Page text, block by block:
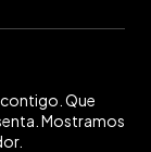
Que
Mostramos